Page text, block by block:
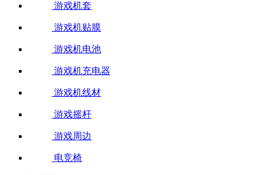
游戏机套
游戏机贴膜
游戏机电池
游戏机充电器
游戏机线材
游戏摇杆
游戏周边
电竞椅